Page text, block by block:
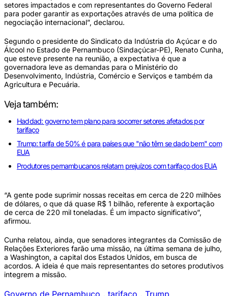
setores impactados e com representantes do Governo Federal
para poder garantir as exportações através de uma política de
negociação internacional”, declarou.
Segundo o presidente do Sindicato da Indústria do Açúcar e do
Álcool no Estado de Pernambuco (Sindaçúcar-PE), Renato Cunha,
que esteve presente na reunião, a expectativa é que a
governadora leve as demandas para o Ministério do
Desenvolvimento, Indústria, Comércio e Serviços e também da
Agricultura e Pecuária.
Veja também:
Haddad: governo tem plano para socorrer setores afetados por
tarifaço
Trump: tarifa de 50% é para países que "não têm se dado bem" com
EUA
Produtores pernambucanos relatam prejuízos com tarifaço dos EUA
“A gente pode suprimir nossas receitas em cerca de 220 milhões
de dólares, o que dá quase R$ 1 bilhão, referente à exportação
de cerca de 220 mil toneladas. É um impacto significativo”,
afirmou.
Cunha relatou, ainda, que senadores integrantes da Comissão de
Relações Exteriores farão uma missão, na última semana de julho,
a Washington, a capital dos Estados Unidos, em busca de
acordos. A ideia é que mais representantes do setores produtivos
integrem a missão.
Governo de Pernambuco , tarifaço , Trump